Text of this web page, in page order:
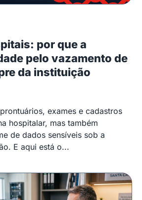
por que a
pelo vazamento de
da instituição
exames e cadastros
hospitalar, mas também
de dados sensíveis sob a
E aqui está o...